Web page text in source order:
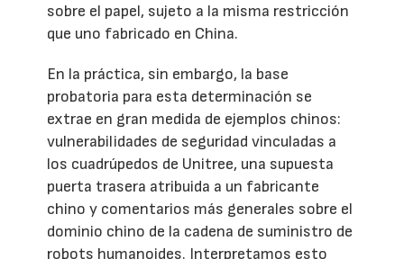
sobre el papel, sujeto a la misma restricción
que uno fabricado en China.
En la práctica, sin embargo, la base
probatoria para esta determinación se
extrae en gran medida de ejemplos chinos:
vulnerabilidades de seguridad vinculadas a
los cuadrúpedos de Unitree, una supuesta
puerta trasera atribuida a un fabricante
chino y comentarios más generales sobre el
dominio chino de la cadena de suministro de
robots humanoides. Interpretamos esto